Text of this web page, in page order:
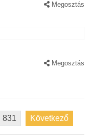
Megosztás
Megosztás
831 Következő